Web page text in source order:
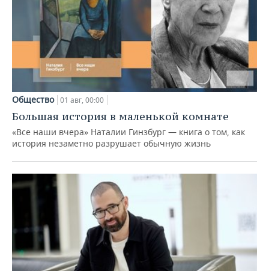
Общество 01 авг, 00:00
Большая история в маленькой комнате
«Все наши вчера» Наталии Гинзбург — книга о том, как
история незаметно разрушает обычную жизнь